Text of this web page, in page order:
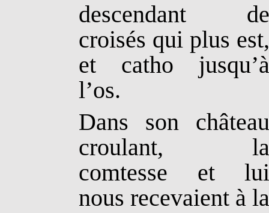
descendant
croisés qui plus
et catho
l’os.
Dans son
croulant,
comtesse et
nous recevaient à